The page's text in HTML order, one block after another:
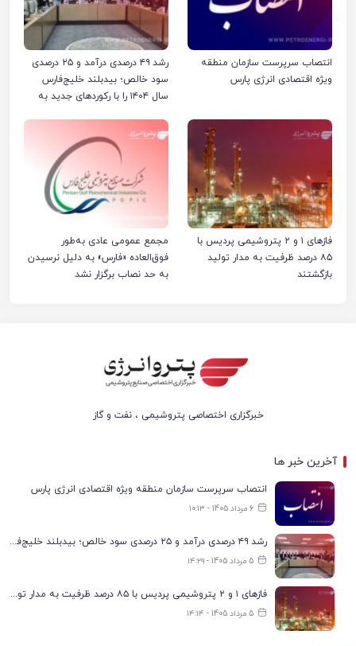
انتصاب سرپرست سازمان منطقه
ویژه اقتصادی انرژی پارس
رشد ۴۹ درصدی درآمد و ۲۵ درصدی
سود خالص؛ بیدبلند خلیج‌فارس
سال ۱۴۰۴ را با رکوردهای جدید به
فازهای ۱ و ۲ پتروشیمی پردیس با
۸۵ درصد ظرفیت به مدار تولید
بازگشتند
مجمع عمومی عادی به‌طور
فوق‌العاده «فارس» به دلیل نرسیدن
به حد نصاب برگزار نشد
خبرگزاری اختصاصی پتروشیمی ، نفت و گاز
آخرین خبر ها
انتصاب سرپرست سازمان منطقه ویژه اقتصادی انرژی پارس
6 مرداد 1405 - ۱۰:۱۳
رشد ۴۹ درصدی درآمد و ۲۵ درصدی سود خالص؛ بیدبلند خلیج‌فارس سال ۱۴۰۴ را با رکوردهای جدید به پایان رساند
5 مرداد 1405 - ۱۴:۲۹
فازهای ۱ و ۲ پتروشیمی پردیس با ۸۵ درصد ظرفیت به مدار تولید بازگشتند
5 مرداد 1405 - ۱۴:۱۴